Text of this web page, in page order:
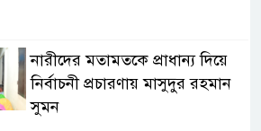
নারীদের মতামতকে প্রাধান্য দিয়ে
নির্বাচনী প্রচারণায় মাসুদুর রহমান
সুমন